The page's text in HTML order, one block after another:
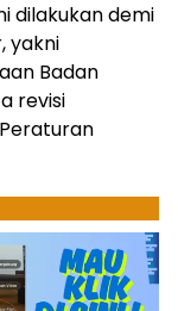
dilakukan demi
yakni
Badan
revisi